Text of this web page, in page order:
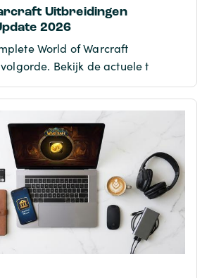
Uitbreidingen
2026
World of Warcraft
Bekijk de actuele t